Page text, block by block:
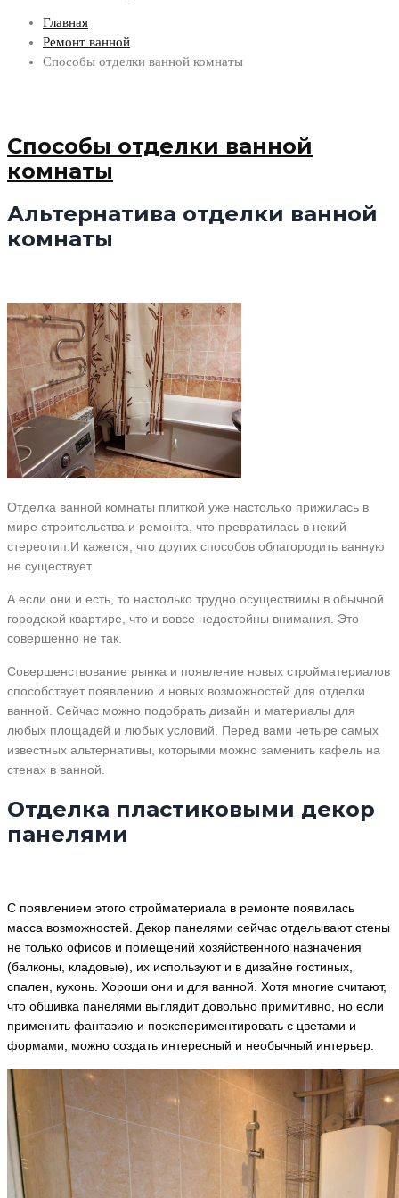
Главная
Ремонт ванной
Способы отделки ванной комнаты
Способы отделки ванной
комнаты
Альтернатива отделки ванной
комнаты
Отделка ванной комнаты плиткой уже настолько прижилась в
мире строительства и ремонта, что превратилась в некий
стереотип.И кажется, что других способов облагородить ванную
не существует.
А если они и есть, то настолько трудно осуществимы в обычной
городской квартире, что и вовсе недостойны внимания. Это
совершенно не так.
Совершенствование рынка и появление новых стройматериалов
способствует появлению и новых возможностей для отделки
ванной. Сейчас можно подобрать дизайн и материалы для
любых площадей и любых условий. Перед вами четыре самых
известных альтернативы, которыми можно заменить кафель на
стенах в ванной.
Отделка пластиковыми декор
панелями
С появлением этого стройматериала в ремонте появилась
масса возможностей. Декор панелями сейчас отделывают стены
не только офисов и помещений хозяйственного назначения
(балконы, кладовые), их используют и в дизайне гостиных,
спален, кухонь. Хороши они и для ванной. Хотя многие считают,
что обшивка панелями выглядит довольно примитивно, но если
применить фантазию и поэкспериментировать с цветами и
формами, можно создать интересный и необычный интерьер.